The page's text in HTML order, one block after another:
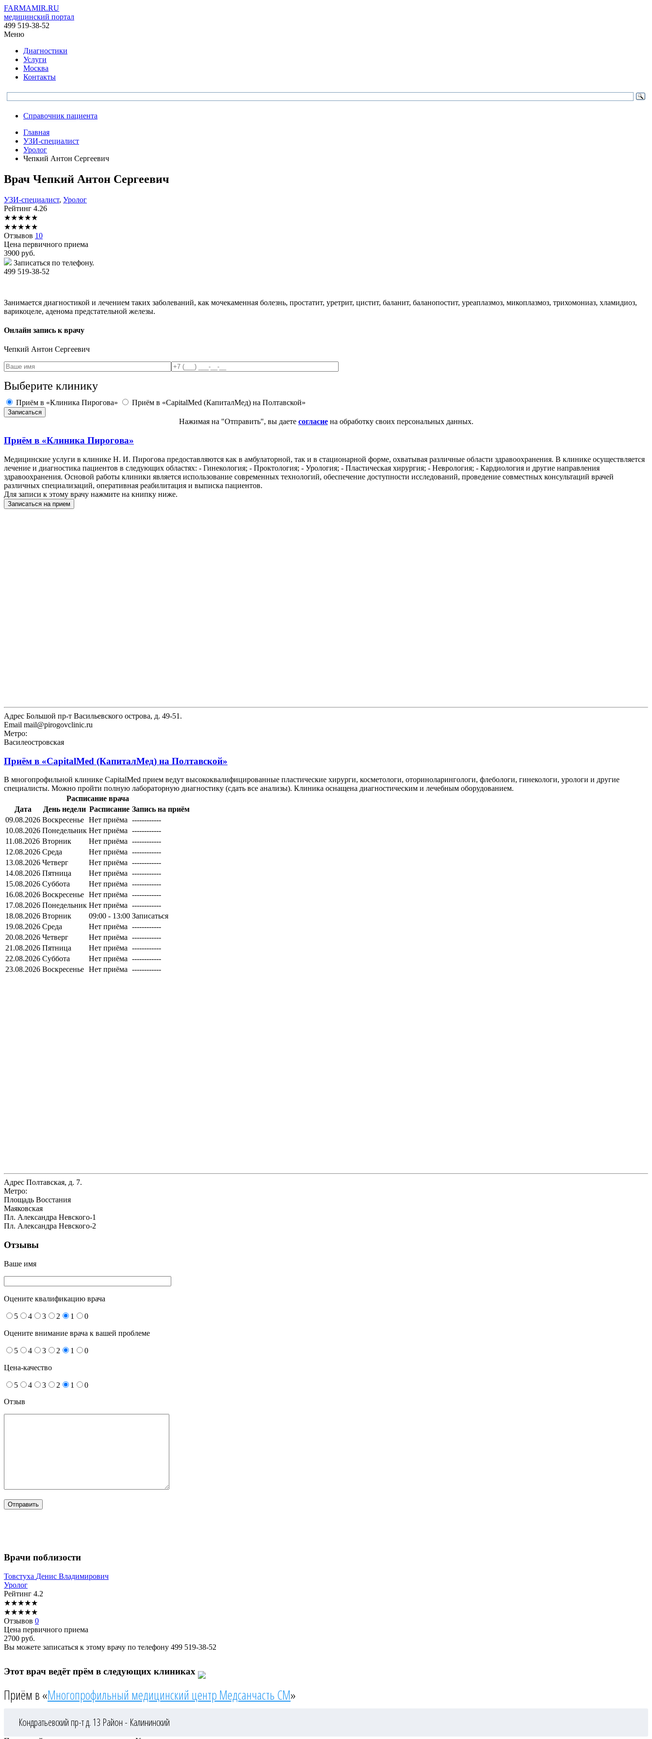
FARMAMIR.RU
медицинский портал
499 519-38-52
Меню
Диагностики
Услуги
Москва
Контакты
Справочник пациента
Главная
УЗИ-специалист
Уролог
Чепкий Антон Сергеевич
Врач Чепкий Антон Сергеевич
УЗИ-специалист, Уролог
Рейтинг 4.26
★★★★★
★★★★★
Отзывов 10
Цена первичного приема
3900 руб.
Записаться по телефону.
499 519-38-52
Занимается диагностикой и лечением таких заболеваний, как мочекаменная болезнь, простатит, уретрит, цистит, баланит, баланопостит, уреаплазмоз, микоплазмоз, трихомониаз, хламидиоз,
варикоцеле, аденома предстательной железы.
Онлайн запись к врачу
Чепкий Антон Сергеевич
Выберите клинику
Приём в «Клиника Пирогова» Приём в «CapitalMed (КапиталМед) на Полтавской»
Нажимая на "Отправить", вы даете согласиена обработку своих персональных данных.
Приём в «Клиника Пирогова»
Медицинские услуги в клинике Н. И. Пирогова предоставляются как в амбулаторной, так и в стационарной форме, охватывая различные области здравоохранения. В клинике осуществляется
лечение и диагностика пациентов в следующих областях: - Гинекология; - Проктология; - Урология; - Пластическая хирургия; - Неврология; - Кардиология и другие направления
здравоохранения. Основой работы клиники является использование современных технологий, обеспечение доступности исследований, проведение совместных консультаций врачей
различных специализаций, оперативная реабилитация и выписка пациентов.
Для записи к этому врачу нажмите на книпку ниже.
Записаться на прием
Адрес Большой пр-т Васильевского острова, д. 49-51.
Email mail@pirogovclinic.ru
Метро:
Василеостровская
Приём в «CapitalMed (КапиталМед) на Полтавской»
В многопрофильной клинике CapitalMed прием ведут высококвалифицированные пластические хирурги, косметологи, оториноларингологи, флебологи, гинекологи, урологи и другие
специалисты. Можно пройти полную лабораторную диагностику (сдать все анализы). Клиника оснащена диагностическим и лечебным оборудованием.
Расписание врача
Дата
День недели Расписание Запись на приём
09.08.2026 Воскресенье Нет приёма ------------
10.08.2026 Понедельник Нет приёма ------------
11.08.2026 Вторник Нет приёма ------------
12.08.2026 Среда Нет приёма ------------
13.08.2026 Четверг Нет приёма ------------
14.08.2026 Пятница Нет приёма ------------
15.08.2026 Суббота Нет приёма ------------
16.08.2026 Воскресенье Нет приёма ------------
17.08.2026 Понедельник Нет приёма ------------
18.08.2026 Вторник 09:00 - 13:00 Записаться
19.08.2026 Среда Нет приёма ------------
20.08.2026 Четверг Нет приёма ------------
21.08.2026 Пятница Нет приёма ------------
22.08.2026 Суббота Нет приёма ------------
23.08.2026 Воскресенье Нет приёма ------------
Адрес Полтавская, д. 7.
Метро:
Площадь Восстания
Маяковская
Пл. Александра Невского-1
Пл. Александра Невского-2
Отзывы
Ваше имя
Оцените квалификацию врача
5 4 3 2 1 0
Оцените внимание врача к вашей проблеме
5 4 3 2 1 0
Цена-качество
5 4 3 2 1
0
Отзыв
Врачи поблизости
Товстуха Денис Владимирович
Уролог
Рейтинг 4.2
★★★★★
★★★★★
Отзывов 0
Цена первичного приема
2700 руб.
Вы можете записаться к этому врачу по телефону 499 519-38-52
Этот врач ведёт прём в следующих клиниках
Приём в «Многопрофильный медицинский центр Медсанчасть СМ»
Кондратьевский пр-т д. 13 Район - Калининский